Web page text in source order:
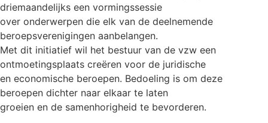
driemaandelijks een vormingssessie
over onderwerpen die elk van de deelnemende
beroepsverenigingen aanbelangen.
Met dit initiatief wil het bestuur van de vzw een
ontmoetingsplaats creëren voor de juridische
en economische beroepen. Bedoeling is om deze
beroepen dichter naar elkaar te laten
groeien en de samenhorigheid te bevorderen.